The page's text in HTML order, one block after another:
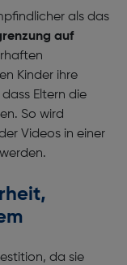
als das
auf
Kinder ihre
Eltern die
So wird
Videos in einer
da sie